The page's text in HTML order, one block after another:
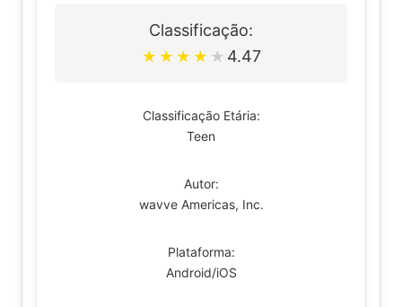
Classificação:
★ ★ ★ ★ ★ 4.47
Classificação Etária:
Teen
Autor:
wavve Americas, Inc.
Plataforma:
Android/iOS